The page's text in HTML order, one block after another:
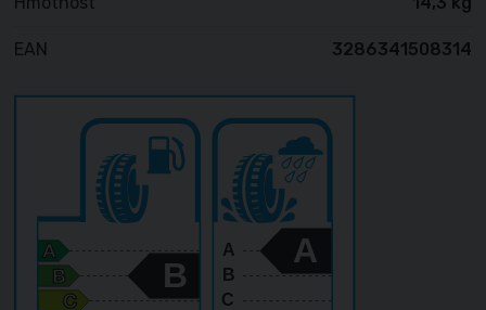
EAN 3286341508314
A
B
C
B
A